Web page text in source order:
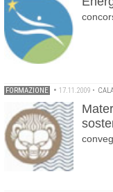
FORMAZIONE • 17.11.2009 •